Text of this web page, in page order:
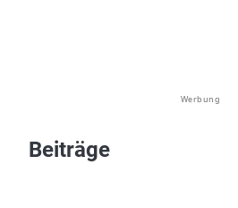
Werbung
Beiträge